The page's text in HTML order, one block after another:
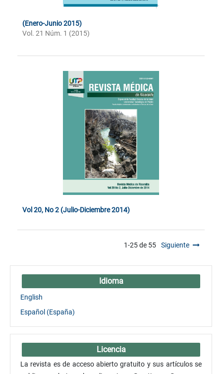
(Enero-Junio 2015)
Vol. 21 Núm. 1 (2015)
Vol 20, No 2 (Julio-Diciembre 2014)
1-25 de 55 Siguiente
Idioma
English
Español (España)
Licencia
La revista es de acceso abierto gratuito y sus artículos se